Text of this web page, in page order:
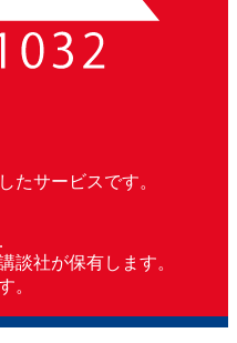
たサービスです。
談社が保有します。
。